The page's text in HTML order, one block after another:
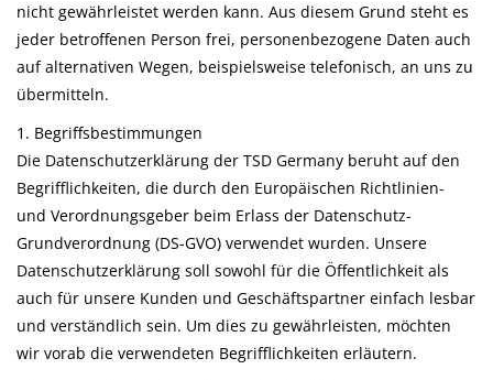
nicht gewährleistet werden kann. Aus diesem Grund steht es
jeder betroffenen Person frei, personenbezogene Daten auch
auf alternativen Wegen, beispielsweise telefonisch, an uns zu
übermitteln.
1. Begriffsbestimmungen
Die Datenschutzerklärung der TSD Germany beruht auf den
Begrifflichkeiten, die durch den Europäischen Richtlinien-
und Verordnungsgeber beim Erlass der Datenschutz-
Grundverordnung (DS-GVO) verwendet wurden. Unsere
Datenschutzerklärung soll sowohl für die Öffentlichkeit als
auch für unsere Kunden und Geschäftspartner einfach lesbar
und verständlich sein. Um dies zu gewährleisten, möchten
wir vorab die verwendeten Begrifflichkeiten erläutern.